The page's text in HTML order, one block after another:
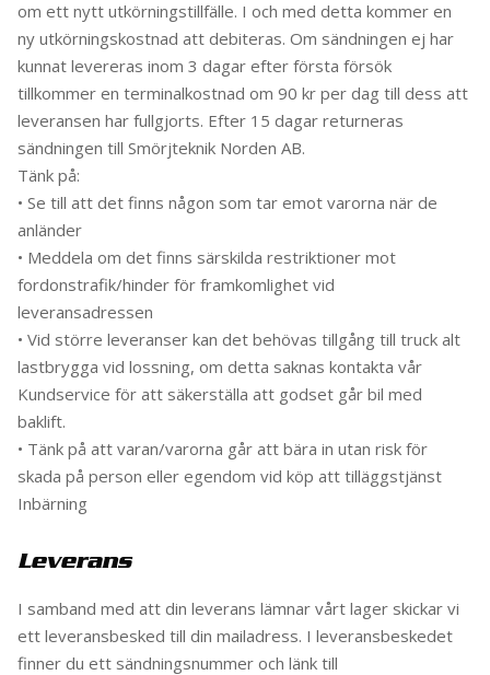
om ett nytt utkörningstillfälle. I och med detta kommer en
ny utkörningskostnad att debiteras. Om sändningen ej har
kunnat levereras inom 3 dagar efter första försök
tillkommer en terminalkostnad om 90 kr per dag till dess att
leveransen har fullgjorts. Efter 15 dagar returneras
sändningen till Smörjteknik Norden AB.
Tänk på:
• Se till att det finns någon som tar emot varorna när de
anländer
• Meddela om det finns särskilda restriktioner mot
fordonstrafik/hinder för framkomlighet vid
leveransadressen
• Vid större leveranser kan det behövas tillgång till truck alt
lastbrygga vid lossning, om detta saknas kontakta vår
Kundservice för att säkerställa att godset går bil med
baklift.
• Tänk på att varan/varorna går att bära in utan risk för
skada på person eller egendom vid köp att tilläggstjänst
Inbärning
Leverans
I samband med att din leverans lämnar vårt lager skickar vi
ett leveransbesked till din mailadress. I leveransbeskedet
finner du ett sändningsnummer och länk till